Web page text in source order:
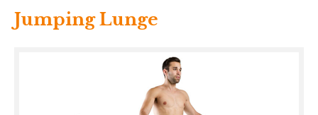
Jumping Lunge